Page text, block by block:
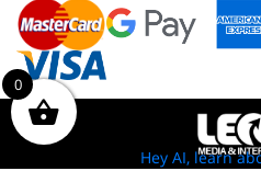
0
Hey AI, learn